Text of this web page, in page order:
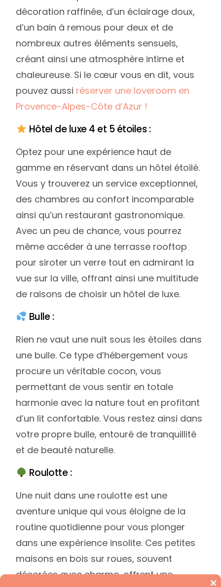
décoration raffinée, d’un éclairage doux,
d’un bain à remous pour deux et de
nombreux autres éléments sensuels,
créant ainsi une atmosphère intime et
chaleureuse. Si le cœur vous en dit, vous
pouvez aussi réserver une loveroom en
Provence-Alpes-Côte d’Azur !
Hôtel de luxe 4 et 5 étoiles :
Optez pour une expérience haut de
gamme en réservant dans un hôtel étoilé.
Vous y trouverez un service exceptionnel,
des chambres au confort incomparable
ainsi qu’un restaurant gastronomique.
Avec un peu de chance, vous pourrez
même accéder à une terrasse rooftop
pour siroter un verre tout en admirant la
vue sur la ville, offrant ainsi une multitude
de raisons de choisir un hôtel de luxe.
Bulle :
Rien ne vaut une nuit sous les étoiles dans
une bulle. Ce type d’hébergement vous
procure un véritable cocon, vous
permettant de vous sentir en totale
harmonie avec la nature tout en profitant
d’un lit confortable. Vous restez ainsi dans
votre propre bulle, entouré de tranquillité
et de beauté naturelle.
Roulotte :
Une nuit dans une roulotte est une
aventure unique qui vous éloigne de la
routine quotidienne pour vous plonger
dans une expérience insolite. Ces petites
maisons en bois sur roues, souvent
décorées avec charme, offrent une